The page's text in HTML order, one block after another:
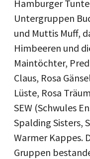
Hamburger
Untergruppen
und Muttis Muff,
Himbeeren und
Maintöchter,
Claus, Rosa
Lüste, Rosa
SEW (Schwules
Spalding Sisters,
Warmer Kappes.
Gruppen